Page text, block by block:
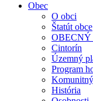
Obec
O obci
Štatút obce
Cintorín
Územný
Program
História